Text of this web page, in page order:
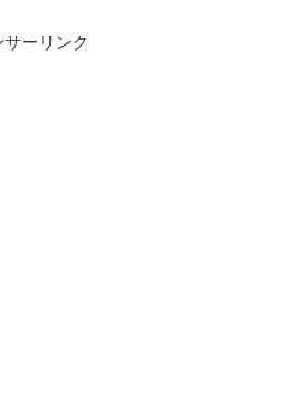
サーリンク